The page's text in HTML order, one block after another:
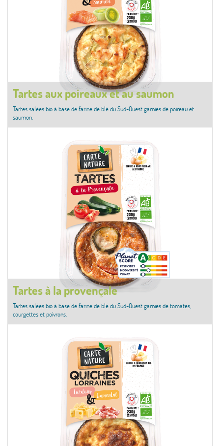
Tartes aux poireaux et au saumon
Tartes salées bio à base de farine de blé du Sud-Ouest garnies de poireau et
saumon.
Tartes à la provençale
Tartes salées bio à base de farine de blé du Sud-Ouest garnies de tomates,
courgettes et poivrons.